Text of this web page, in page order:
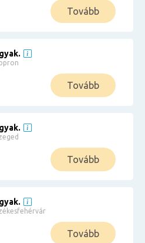
Tovább
Tovább
Tovább
Tovább